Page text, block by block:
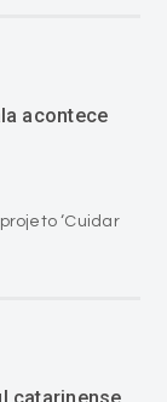
acontece
‘Cuidar
catarinense